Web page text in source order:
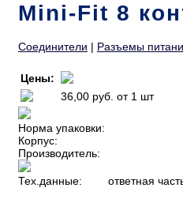
Mini-Fit 8
Соединители | Разъемы
Цены:
36,00 руб. от 1 шт
Норма упаковки:
Корпус:
Производитель:
Тех.данные: ответная